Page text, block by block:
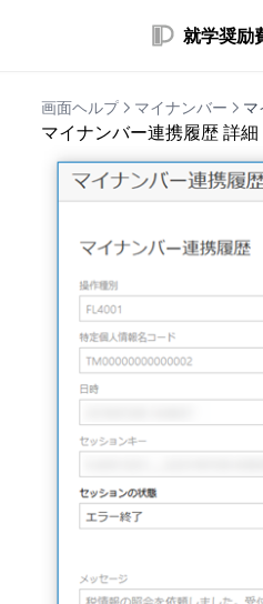
就学奨励
画面ヘルプ マイナンバー マ
マイナンバー連携履歴 詳細